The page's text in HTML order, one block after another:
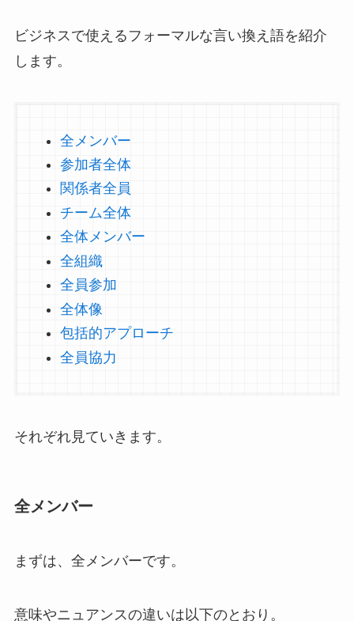
ビジネスで使えるフォーマルな言い換え語を紹介
します。
全メンバー
参加者全体
関係者全員
チーム全体
全体メンバー
全組織
全員参加
全体像
包括的アプローチ
全員協力
それぞれ見ていきます。
全メンバー
まずは、全メンバーです。
意味やニュアンスの違いは以下のとおり。